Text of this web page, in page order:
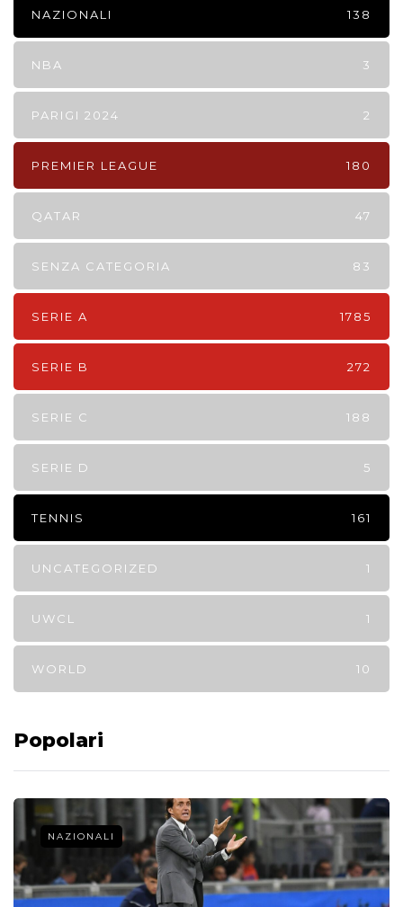
NAZIONALI 138
NBA 3
PARIGI 2024 2
PREMIER LEAGUE 180
QATAR 47
SENZA CATEGORIA 83
SERIE A 1785
SERIE B 272
SERIE C 188
SERIE D 5
TENNIS 161
UNCATEGORIZED 1
UWCL 1
WORLD 10
Popolari
NAZIONALI